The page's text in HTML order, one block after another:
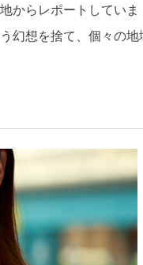
からレポートしていま
幻想を捨て、個々の地